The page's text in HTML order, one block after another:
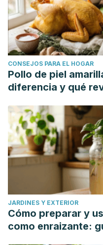
CONSEJOS PARA EL HOGAR
Pollo de piel
diferencia y qué
JARDINES Y EXTERIOR
Cómo preparar y
como enraizante: